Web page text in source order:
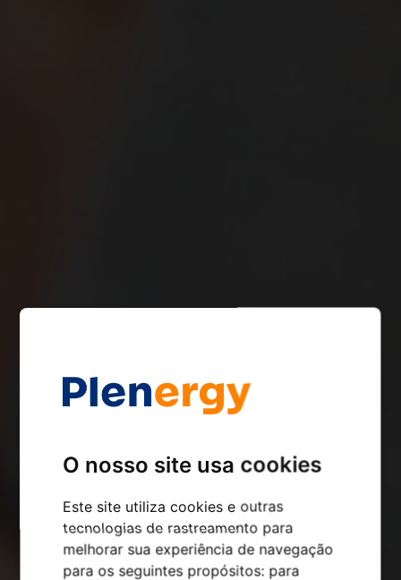
O nosso site usa cookies
Este site utiliza cookies e outras
tecnologias de rastreamento para
melhorar sua experiência de navegação
para os seguintes propósitos: para